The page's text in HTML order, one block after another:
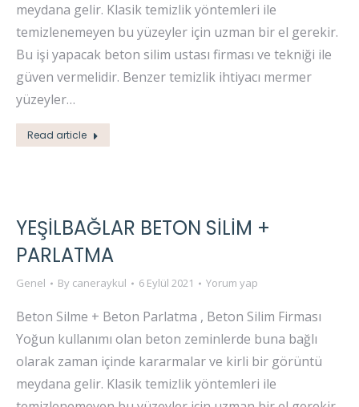
meydana gelir. Klasik temizlik yöntemleri ile
temizlenemeyen bu yüzeyler için uzman bir el gerekir.
Bu işi yapacak beton silim ustası firması ve tekniği ile
güven vermelidir. Benzer temizlik ihtiyacı mermer
yüzeyler…
Read article
YEŞİLBAĞLAR BETON SİLİM +
PARLATMA
Genel By caneraykul 6 Eylül 2021 Yorum yap
Beton Silme + Beton Parlatma , Beton Silim Firması
Yoğun kullanımı olan beton zeminlerde buna bağlı
olarak zaman içinde kararmalar ve kirli bir görüntü
meydana gelir. Klasik temizlik yöntemleri ile